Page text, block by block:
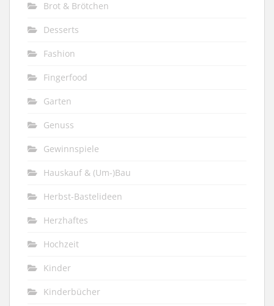
Brot & Brötchen
Desserts
Fashion
Fingerfood
Garten
Genuss
Gewinnspiele
Hauskauf & (Um-)Bau
Herbst-Bastelideen
Herzhaftes
Hochzeit
Kinder
Kinderbücher